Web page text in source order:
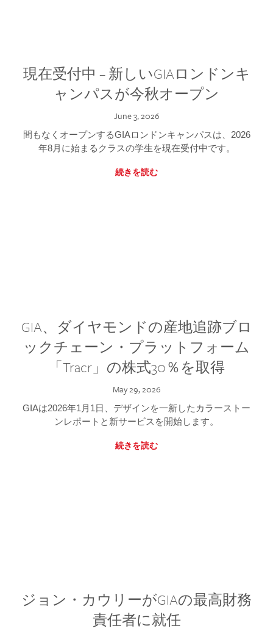
現在受付中 – 新しいGIAロンドンキ
ャンパスが今秋オープン
June 3, 2026
間もなくオープンするGIAロンドンキャンパスは、2026
年8月に始まるクラスの学生を現在受付中です。
続きを読む
GIA、ダイヤモンドの産地追跡ブロ
ックチェーン・プラットフォーム
「Tracr」の株式30％を取得
May 29, 2026
GIAは2026年1月1日、デザインを一新したカラーストー
ンレポートと新サービスを開始します。
続きを読む
ジョン・カウリーがGIAの最高財務
責任者に就任